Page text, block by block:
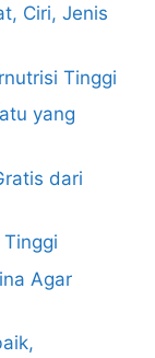
Ciri, Jenis
Tinggi
yang
dari
Agar